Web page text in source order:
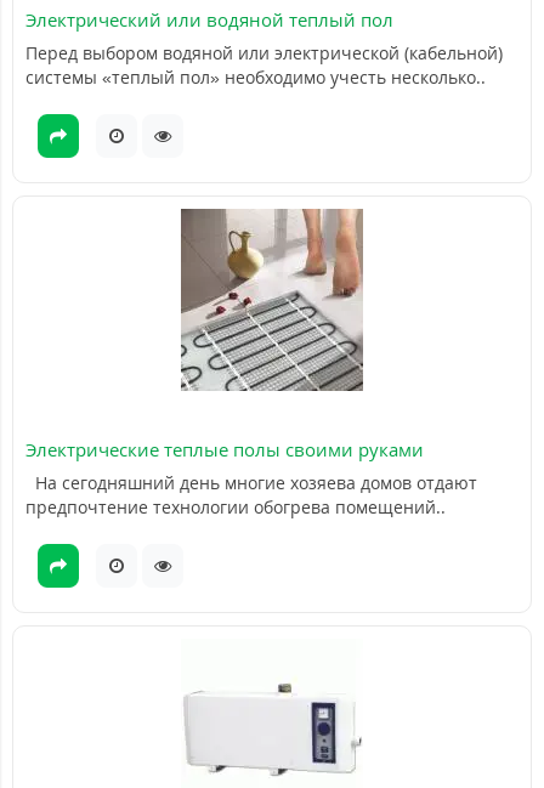
Электрический или водяной теплый пол
Перед выбором водяной или электрической (кабельной)
системы «теплый пол» необходимо учесть несколько..
Электрические теплые полы своими руками
На сегодняшний день многие хозяева домов отдают
предпочтение технологии обогрева помещений..